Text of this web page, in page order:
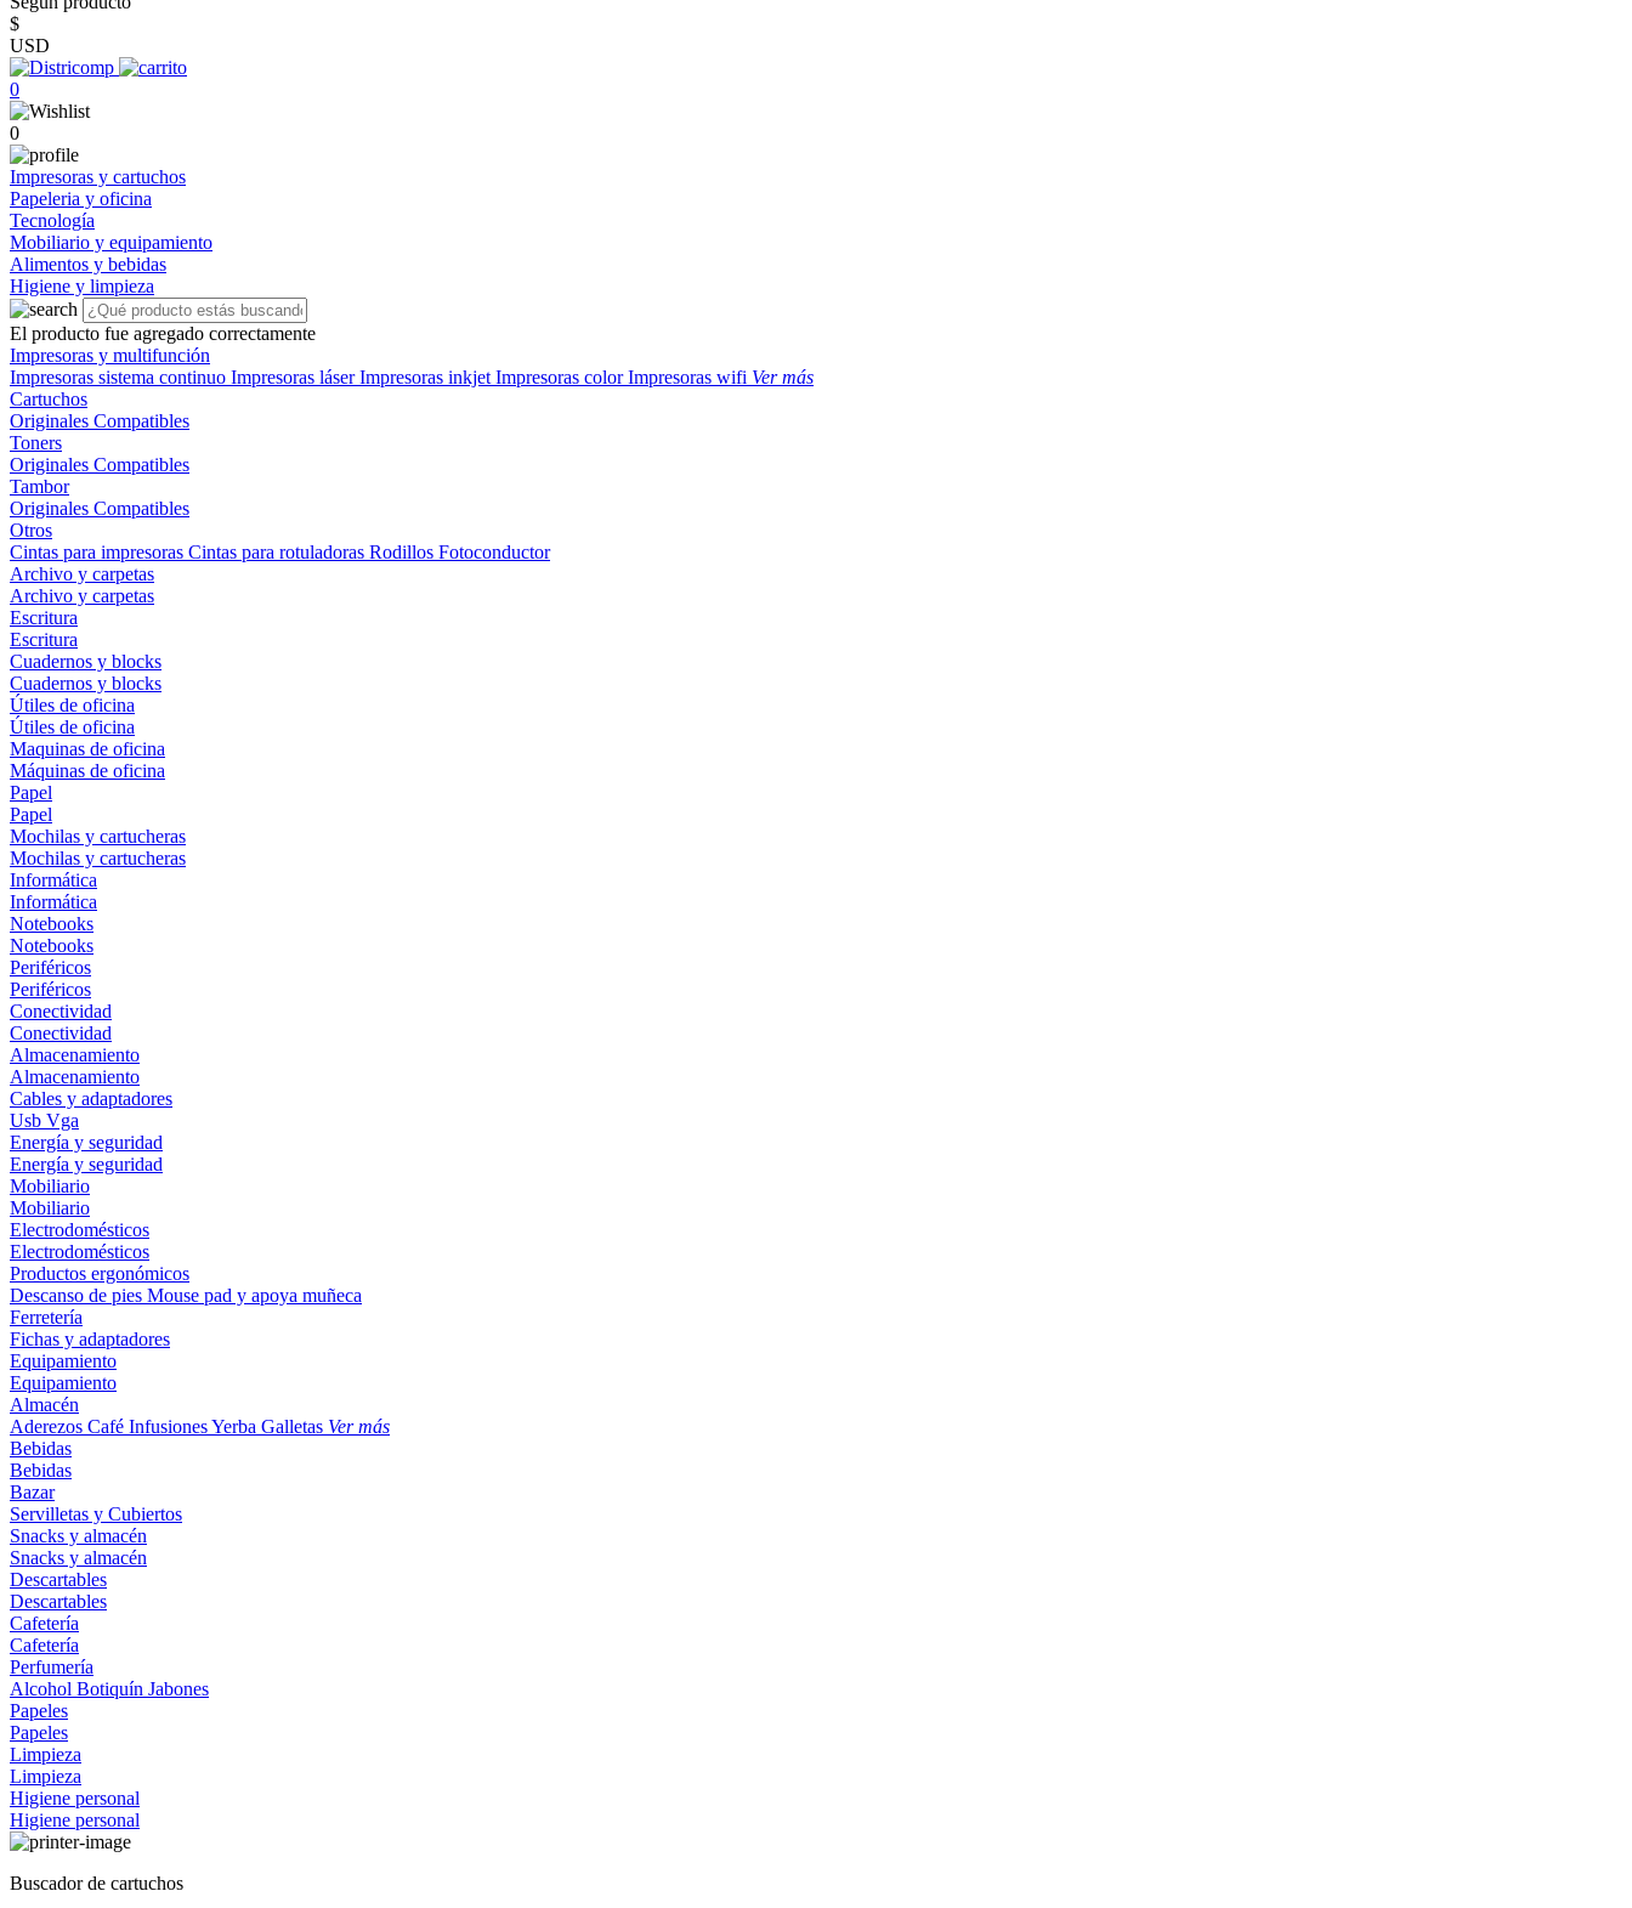
$
USD
0
0
Impresoras y cartuchos
Papeleria y oficina
Tecnología
Mobiliario y equipamiento
Alimentos y bebidas
Higiene y limpieza
El producto fue agregado correctamente
Impresoras y multifunción
Impresoras sistema continuo Impresoras láserImpresoras inkjet Impresoras colorImpresoras wifi Ver más
Cartuchos
Originales Compatibles
Toners
Originales Compatibles
Tambor
Originales Compatibles
Otros
Cintas para impresoras Cintas para rotuladoras Rodillos Fotoconductor
Archivo y carpetas
Archivo y carpetas
Escritura
Escritura
Cuadernos y blocks
Cuadernos y blocks
Útiles de oficina
Útiles de oficina
Maquinas de oficina
Máquinas de oficina
Papel
Papel
Mochilas y cartucheras
Mochilas y cartucheras
Informática
Informática
Notebooks
Notebooks
Periféricos
Periféricos
Conectividad
Conectividad
Almacenamiento
Almacenamiento
Cables y adaptadores
Usb Vga
Energía y seguridad
Energía y seguridad
Mobiliario
Mobiliario
Electrodomésticos
Electrodomésticos
Productos ergonómicos
Descanso de pies Mouse pad y apoya muñeca
Ferretería
Fichas y adaptadores
Equipamiento
Equipamiento
Almacén
Aderezos Café InfusionesYerba Galletas Ver más
Bebidas
Bebidas
Bazar
Servilletas y Cubiertos
Snacks y almacén
Snacks y almacén
Descartables
Descartables
Cafetería
Cafetería
Perfumería
Alcohol Botiquín Jabones
Papeles
Papeles
Limpieza
Limpieza
Higiene personal
Higiene personal
Buscador de cartuchos